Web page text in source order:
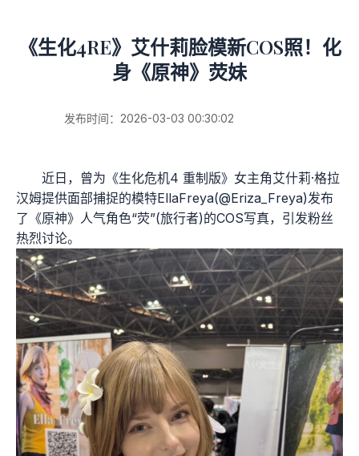
《生化4RE》艾什莉脸模新COS照！化
身《原神》荧妹
发布时间：2026-03-03 00:30:02
近日，曾为《生化危机4 重制版》女主角艾什莉·格拉
汉姆提供面部捕捉的模特EllaFreya(@Eriza_Freya)发布
了《原神》人气角色“荧”(旅行者)的COS写真，引发粉丝
热烈讨论。